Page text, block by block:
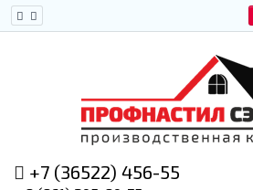
+7 (36522) 456-55